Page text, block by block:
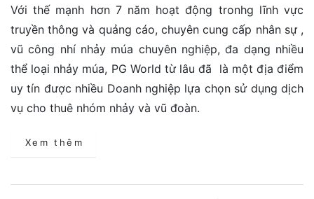
Với thế mạnh hơn 7 năm hoạt động tronhg lĩnh vực
truyền thông và quảng cáo, chuyên cung cấp nhân sự ,
vũ công nhí nhảy múa chuyên nghiệp, đa dạng nhiều
thể loại nhảy múa, PG World từ lâu đã là một địa điểm
uy tín được nhiều Doanh nghiệp lựa chọn sử dụng dịch
vụ cho thuê nhóm nhảy và vũ đoàn.
Xem thêm